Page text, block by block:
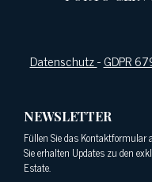
Datenschutz-GDPR
NEWSLETTER
Füllen Sie das Kontaktformular
Sie erhalten Updates zu den
Estate.